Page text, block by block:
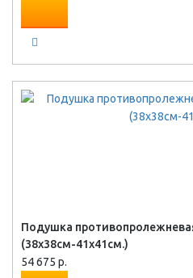
Подушка
(38х38см-41х41см.)
54 675 р.